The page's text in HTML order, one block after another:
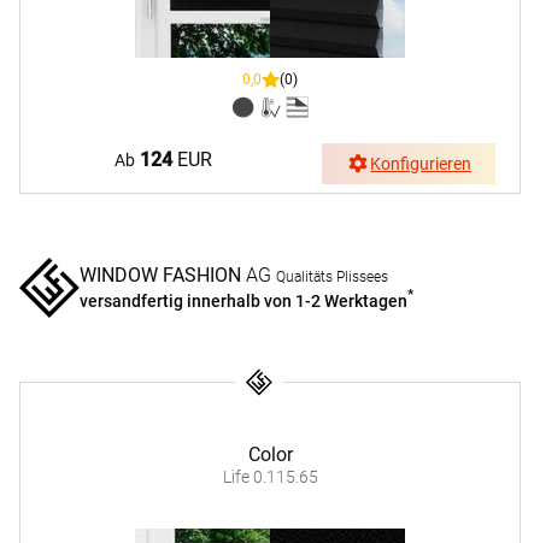
0,0 (0)
Ab 124EUR Konfigurieren
WINDOW FASHION AG Qualitäts Plissees
versandfertig innerhalb von 1-2 Werktagen*
Color
Life 0.115.65